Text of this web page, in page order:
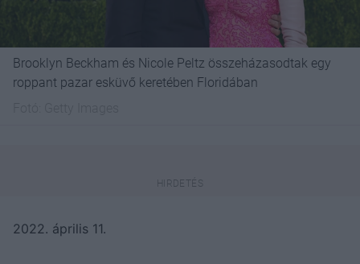
Brooklyn Beckham és Nicole Peltz összeházasodtak egy
roppant pazar esküvő keretében Floridában
2022. április 11.